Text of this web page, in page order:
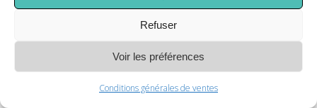
Refuser
Voir les préférences
Conditions générales de ventes